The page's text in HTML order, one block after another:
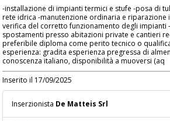
-installazione di impianti termici e stufe -posa di
rete idrica -manutenzione ordinaria e riparazione
verifica del corretto funzionamento degli impianti
spostamenti presso abitazioni private e cantieri
preferibile diploma come perito tecnico o
esperienza: gradita esperienza pregressa di
conoscenza italiano, disponibilità a muoversi (aq
Inserito il 17/09/2025
Inserzionista De Matteis Srl